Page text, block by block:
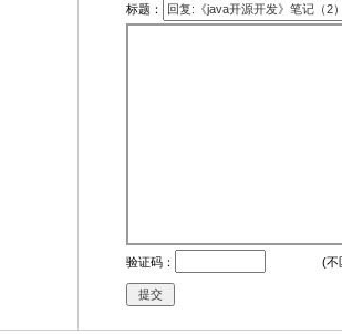
标题：
验证码： (不